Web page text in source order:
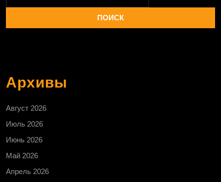
Архивы
Август 2026
Июль 2026
Июнь 2026
Май 2026
Апрель 2026